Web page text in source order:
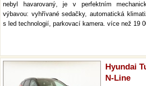
nebyl havarovaný, je v perfektním
výbavou: vyhřívané sedačky, automatická
s led technologií, parkovací kamera. více než 19
Hyundai
N-Line